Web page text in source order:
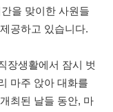
을 맞이한 사원들
공하고 있습니다.
장생활에서 잠시 벗
마주 앉아 대화를
최된 날들 동안, 마